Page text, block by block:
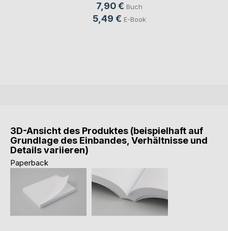
7,90 € Buch
5,49 € E-Book
3D-Ansicht des Produktes (beispielhaft auf
Grundlage des Einbandes, Verhältnisse und
Details variieren)
Paperback